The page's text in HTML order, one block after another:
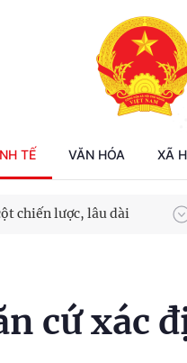
TẾ VĂN HÓA XÃ
kỷ nguyên mới
Chiến dịch 500 ngày đêm tìm kiếm, quy tập và xác định danh tính hài cốt liệt sĩ
Bảo vệ nền tảng tư tưởng của Đảng trong kỷ nguyên phát triển mới
chiến lược, lâu dài
cứ xác